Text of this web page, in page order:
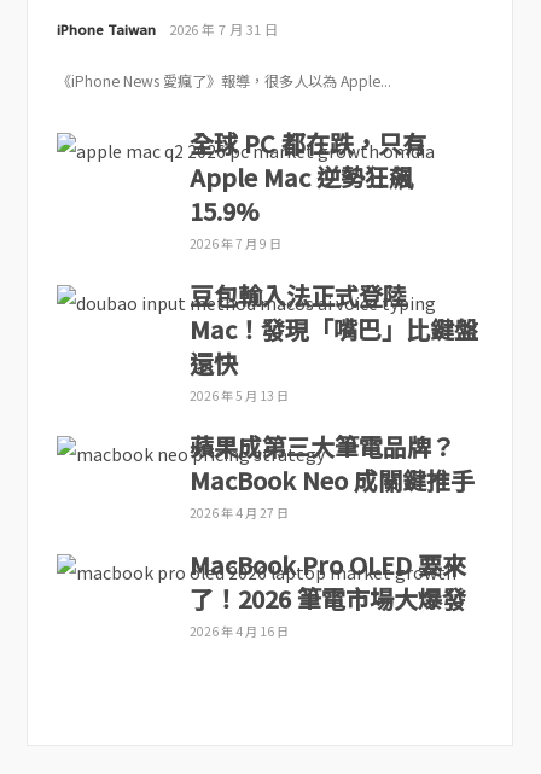
iPhone Taiwan 2026 年 7 月 31 日
《iPhone News 愛瘋了》報導，很多人以為 Apple...
全球 PC 都在跌，只有
Apple Mac 逆勢狂飆
15.9%
2026 年 7 月 9 日
豆包輸入法正式登陸
Mac！發現「嘴巴」比鍵盤
還快
2026 年 5 月 13 日
蘋果成第三大筆電品牌？
MacBook Neo 成關鍵推手
2026 年 4 月 27 日
MacBook Pro OLED 要來
了！2026 筆電市場大爆發
2026 年 4 月 16 日